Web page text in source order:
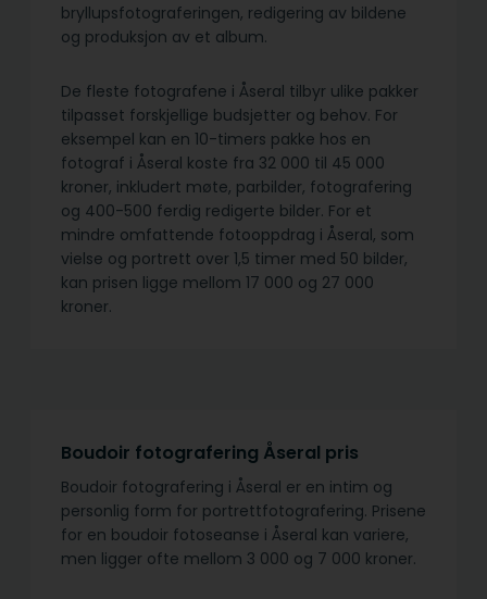
bryllupsfotograferingen, redigering av bildene
og produksjon av et album.
De fleste fotografene i Åseral tilbyr ulike pakker
tilpasset forskjellige budsjetter og behov. For
eksempel kan en 10-timers pakke hos en
fotograf i Åseral koste fra 32 000 til 45 000
kroner, inkludert møte, parbilder, fotografering
og 400-500 ferdig redigerte bilder. For et
mindre omfattende fotooppdrag i Åseral, som
vielse og portrett over 1,5 timer med 50 bilder,
kan prisen ligge mellom 17 000 og 27 000
kroner.
Boudoir fotografering Åseral pris
Boudoir fotografering i Åseral er en intim og
personlig form for portrettfotografering. Prisene
for en boudoir fotoseanse i Åseral kan variere,
men ligger ofte mellom 3 000 og 7 000 kroner.